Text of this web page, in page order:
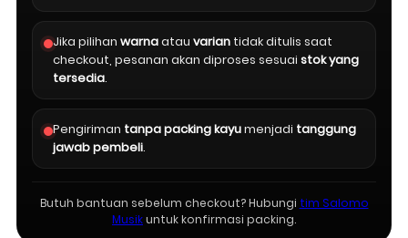
Jika pilihan warnaatau varian tidak ditulis saat
checkout, pesanan akan diproses sesuai stok yang
tersedia.
Pengiriman tanpa packing kayumenjadi tanggung
jawab pembeli.
Butuh bantuan sebelum checkout? Hubungi tim Salomo
Musikuntuk konfirmasi packing.